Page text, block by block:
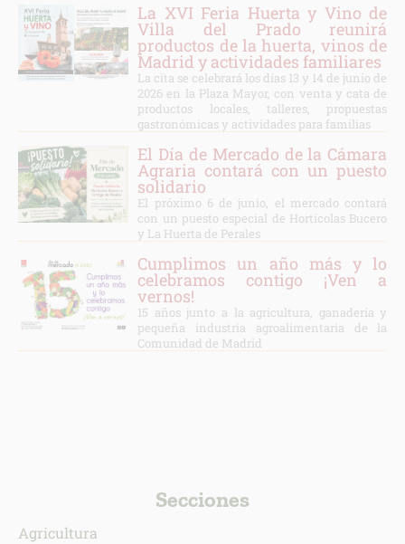
La XVI Feria Huerta y Vino de
Villa del Prado reunirá
productos de la huerta, vinos de
Madrid y actividades familiares
La cita se celebrará los días 13 y 14 de junio de
2026 en la Plaza Mayor, con venta y cata de
productos locales, talleres, propuestas
gastronómicas y actividades para familias
El Día de Mercado de la Cámara
Agraria contará con un puesto
solidario
El próximo 6 de junio, el mercado contará
con un puesto especial de Hortícolas Bucero
y La Huerta de Perales
Cumplimos un año más y lo
celebramos contigo ¡Ven a
vernos!
15 años junto a la agricultura, ganadería y
pequeña industria agroalimentaria de la
Comunidad de Madrid
Secciones
Agricultura